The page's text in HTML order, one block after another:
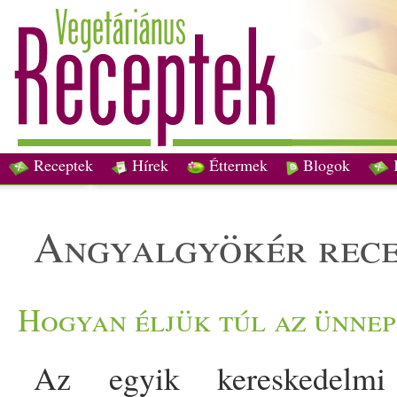
Receptek Hírek Éttermek Blogok
angyalgyökér
Hogyan éljük túl az
Az egyik